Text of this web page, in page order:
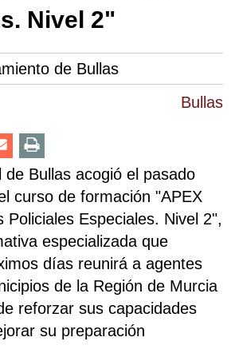
Bullas
Nivel 2"
de Bullas
de Bullas acogió el pasado
curso de formación "APEX
Policiales Especiales. Nivel 2",
especializada que
días reunirá a agentes
de la Región de Murcia
reforzar sus capacidades
su preparación